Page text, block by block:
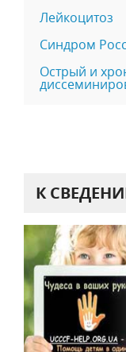
Лейкоцитоз
Синдром
Острый и
К